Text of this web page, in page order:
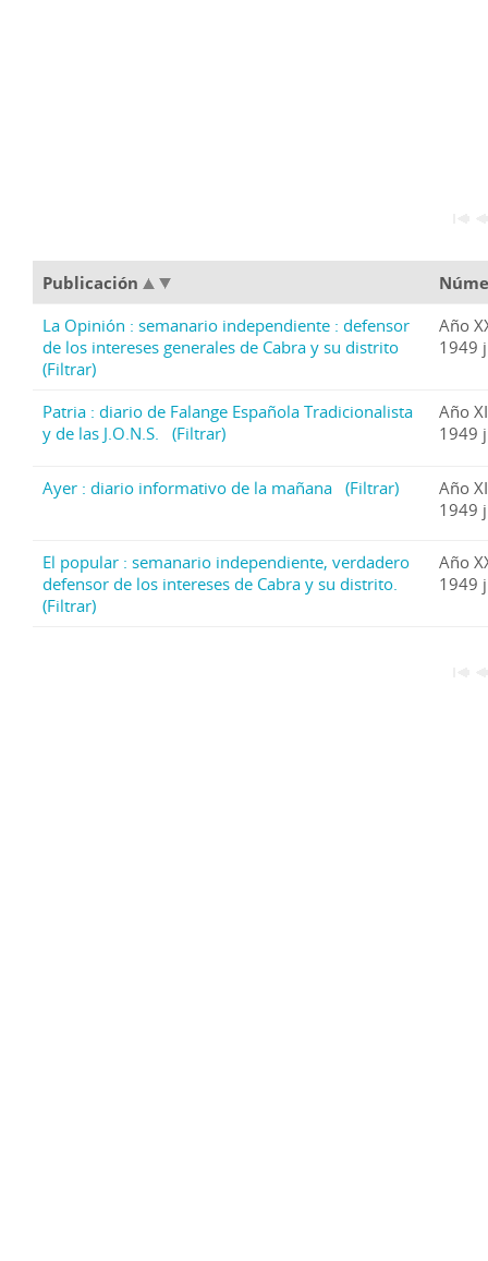
Publicación
La Opinión : semanario independiente : defensor
de los intereses generales de Cabra y su distrito
(Filtrar)
Año
1949
Patria : diario de Falange Española Tradicionalista
y de las J.O.N.S.
(Filtrar)
Año
1949
Ayer : diario informativo de la mañana (Filtrar)
Año
1949
El popular : semanario independiente, verdadero
defensor de los intereses de Cabra y su distrito.
(Filtrar)
Año
1949